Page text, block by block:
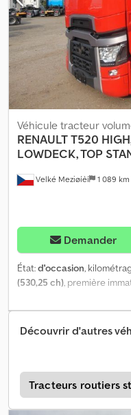
Djdpoqnqm Ijfx Apijck Avant
295/60 R22,5 – État : 11
EXCEPTIONNEL ! Plus
EXPORT-IMPORT-VENTE-
CAMIONS ET MACHINES
SERVICE
tachygraphes
Velké Meziøíèí 1 089 km
Véhicule tracteur
RENAULTT520
LOWDECK, TOP
Demander
État:d'occasion,
(530,25 ch), première
essieux, couleur:rouge,
d'émission:Euro 6 ,
, RENAULT
mise en circulation : 05/
4X2 EURO 6 ABS
CHAUFFAGE AUTONOME
RÉSERVOIRS
Découvrir d'autres
Tracteurs routiers